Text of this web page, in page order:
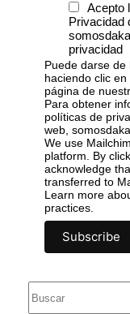
Acepto
Privacidad
privacidad
Puede darse
haciendo clic
página de
Para obtener
políticas de
web,
We use
platform. By
acknowledge
transferred to
Learn more
practices.